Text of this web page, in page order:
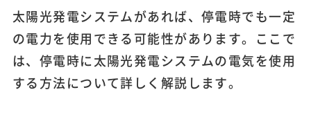
太陽光発電システムがあれば、停電時でも一定
の電力を使用できる可能性があります。ここで
は、停電時に太陽光発電システムの電気を使用
する方法について詳しく解説します。